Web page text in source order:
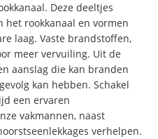
Deze deeltjes
het rookkanaal en vormen
laag. Vaste brandstoffen,
meer vervuiling. Uit de
aanslag die kan branden
kan hebben. Schakel
een ervaren
vakmannen, naast
verhelpen.